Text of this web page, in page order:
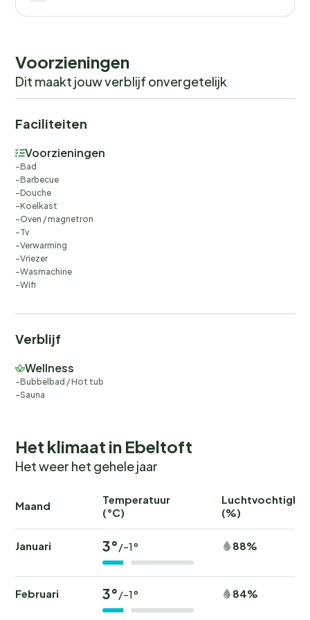
readings, actual usage of extra services, and any
check-out experience.
Voorzieningen
Dit maakt jouw verblijf onvergetelijk
Faciliteiten
Voorzieningen
Bad
Barbecue
Douche
Koelkast
Oven / magnetron
Tv
Verwarming
Vriezer
Wasmachine
Wifi
Verblijf
Wellness
Bubbelbad / Hot tub
Sauna
Het klimaat in Ebeltoft
Het weer het gehele jaar
Maand
Temperatuur
(°C)
(%)
Januari 3°/-1° 88%
Februari 3°/-1° 84%